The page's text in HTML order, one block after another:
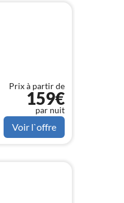
Prix à partir de
159€
par nuit
Voir l`offre